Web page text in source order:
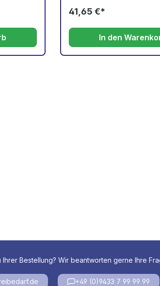
41,65 €*
In den
Bestellung? Wir beantworten gerne Ihre
+49 (0)9433 7 99 99 99